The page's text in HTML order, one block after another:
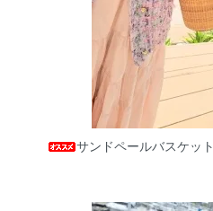
サンドペールバスケット